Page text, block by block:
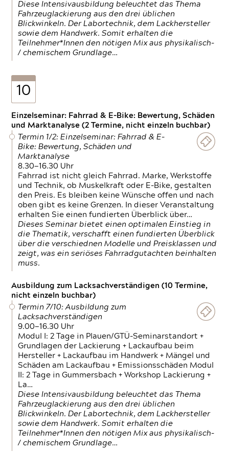
Diese Intensivausbildung beleuchtet das Thema
Fahrzeuglackierung aus den drei üblichen
Blickwinkeln. Der Labortechnik, dem Lackhersteller
sowie dem Handwerk. Somit erhalten die
Teilnehmer*Innen den nötigen Mix aus physikalisch-
/ chemischem Grundlage…
10
Einzelseminar: Fahrrad & E-Bike: Bewertung, Schäden
und Marktanalyse (2 Termine, nicht einzeln buchbar)
Termin 1/2: Einzelseminar: Fahrrad & E-
Bike: Bewertung, Schäden und
Marktanalyse
8.30—16.30 Uhr
Fahrrad ist nicht gleich Fahrrad. Marke, Werkstoffe
und Technik, ob Muskelkraft oder E-Bike, gestalten
den Preis. Es bleiben keine Wünsche offen und nach
oben gibt es keine Grenzen. In dieser Veranstaltung
erhalten Sie einen fundierten Überblick über…
Dieses Seminar bietet einen optimalen Einstieg in
die Thematik, verschafft einen fundierten Überblick
über die verschiednen Modelle und Preisklassen und
zeigt, was ein seriöses Fahrradgutachten beinhalten
muss.
Ausbildung zum Lacksachverständigen (10 Termine,
nicht einzeln buchbar)
Termin 7/10: Ausbildung zum
Lacksachverständigen
9.00—16.30 Uhr
Modul I: 2 Tage in Plauen/GTÜ-Seminarstandort +
Grundlagen der Lackierung + Lackaufbau beim
Hersteller + Lackaufbau im Handwerk + Mängel und
Schäden am Lackaufbau + Emissionsschäden Modul
II: 2 Tage in Gummersbach + Workshop Lackierung +
La…
Diese Intensivausbildung beleuchtet das Thema
Fahrzeuglackierung aus den drei üblichen
Blickwinkeln. Der Labortechnik, dem Lackhersteller
sowie dem Handwerk. Somit erhalten die
Teilnehmer*Innen den nötigen Mix aus physikalisch-
/ chemischem Grundlage…